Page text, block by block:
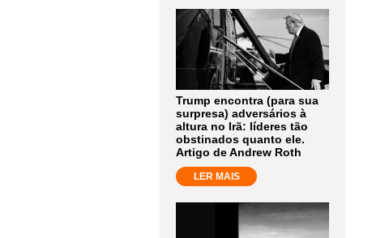
Trump encontra (para sua
surpresa) adversários à
altura no Irã: líderes tão
obstinados quanto ele.
Artigo de Andrew Roth
LER MAIS